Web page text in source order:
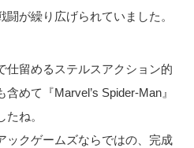
が繰り広げられていました。
仕留めるステルスアクション的
めて『Marvel’s Spider-Man』
ね。
ックゲームズならではの、完成